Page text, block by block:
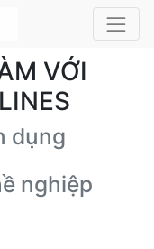
VỚI
dụng
nghiệp